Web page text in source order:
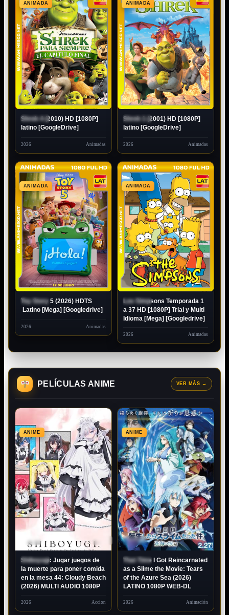
ESTRENO
ANIMADA
Shrek 4 (2010) HD [1080P]
latino [GoogleDrive]
2026 Animadas
ESTRENO
ANIMADA
Shrek 1 (2001) HD [1080P]
latino [GoogleDrive]
2026 Animadas
ANIMADA
Toy Story 5 (2026) HDTS
Latino [Mega] [Googledrive]
2026 Animadas
ANIMADA
Los Simpsons Temporada 1
a 37 HD [1080P] Trial y Multi
Idioma [Mega] [Googledrive]
2026 Animadas
PELÍCULAS ANIME VER MÁS →
ESTRENO
ANIME
Shiboyugi: Jugar juegos de
la muerte para poner comida
en la mesa 44: Cloudy Beach
(2026) MULTI AUDIO 1080P
2026 Accion
LATINO
ANIME
That Time I Got Reincarnated
as a Slime the Movie: Tears
of the Azure Sea (2026)
LATINO 1080P WEB-DL
2026 Animación